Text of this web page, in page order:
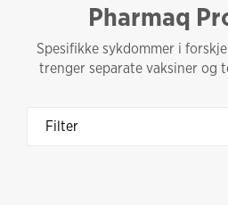
Pharmaq
Spesifikke sykdommer i
trenger separate vaksiner og
Filter